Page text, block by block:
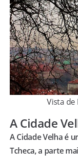
Vista de
A Cidade
A Cidade Velha é
Tcheca, a parte